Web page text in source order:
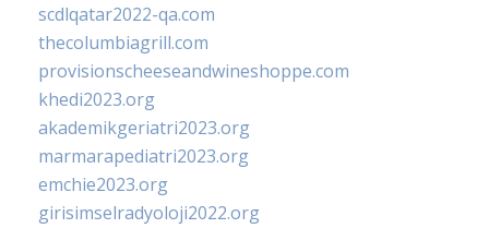
scdlqatar2022-qa.com
thecolumbiagrill.com
provisionscheeseandwineshoppe.com
khedi2023.org
akademikgeriatri2023.org
marmarapediatri2023.org
emchie2023.org
girisimselradyoloji2022.org